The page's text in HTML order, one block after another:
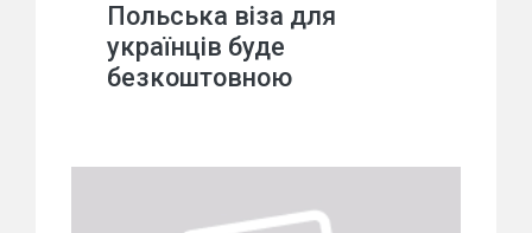
Польська віза для
українців буде
безкоштовною